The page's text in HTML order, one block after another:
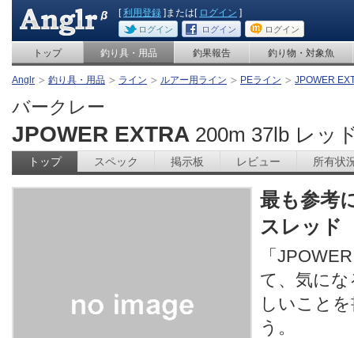
[利用登録 ]または[ ログイン ]
ログイン ログイン ログイン
トップ 釣り具・用品 釣果報告 釣り物・対象魚
Anglr 釣り具・用品 ライン ルアー用ライン PEライン JPOWER
バークレー
JPOWER EXTRA 200m 37lb レッ
トップ スペック 掲示板 レビュー 所有状
最も参考
スレッド
「
て、気に
しいこと
う。